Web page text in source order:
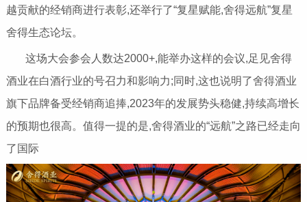
越贡献的经销商进行表彰,还举行了“复星赋能,舍得远航”复星
舍得生态论坛。
这场大会参会人数达2000+,能举办这样的会议,足见舍得
酒业在白酒行业的号召力和影响力;同时,这也说明了舍得酒业
旗下品牌备受经销商追捧,2023年的发展势头稳健,持续高增长
的预期也很高。值得一提的是,舍得酒业的“远航”之路已经走向
了国际